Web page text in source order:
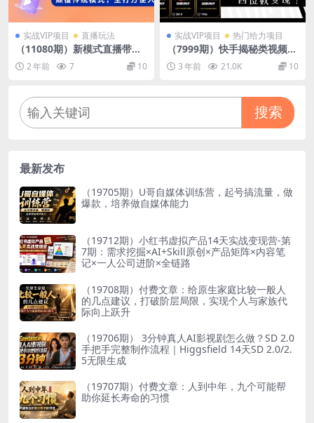
实战VIP项目 直播玩法
（11080期）新模式直播带
货，日入2000，不出镜不露
脸，小白轻松上手
2 年前 7 10
实战VIP项目 热门给力项目
（7999期）快手揭秘类视频混
剪日引200+创业粉！持续每天
四位数变现！
3 年前 21.0K 10
搜索
最新发布
（19705期）U哥自媒体训练营，起号搞流量，做
爆款，培养做自媒体能力
（19712期）小红书虚拟产品14天实战变现营-第
7期：需求挖掘×AI+Skill原创×产品矩阵×内容笔
记×一人公司进阶×全链路
（19708期）付费文章：给原生家庭比较一般人
的几点建议，打破阶层局限，实现个人与家族代
际向上跃升
（19706期） 3分钟真人AI影视剧怎么做？SD 2.0
手把手完整制作流程｜Higgsfield 14天SD 2.0/2.
5无限生成
（19707期）付费文章：人到中年，九个可能帮
助你延长寿命的习惯